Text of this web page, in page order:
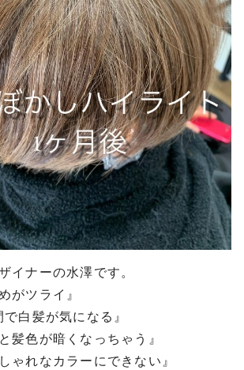
イナーの水澤です。
がツライ』
で白髪が気になる』
髪色が暗くなっちゃう』
ゃれなカラーにできない』